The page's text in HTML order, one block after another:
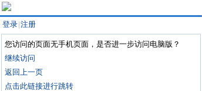
登录 注册
您访问的页面无手机页面，是否进一步访问电脑版？
继续访问
返回上一页
点击此链接进行跳转